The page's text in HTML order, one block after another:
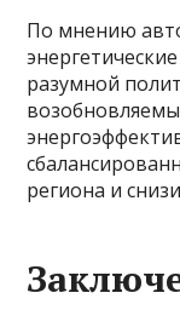
По мнению
разумной
региона и